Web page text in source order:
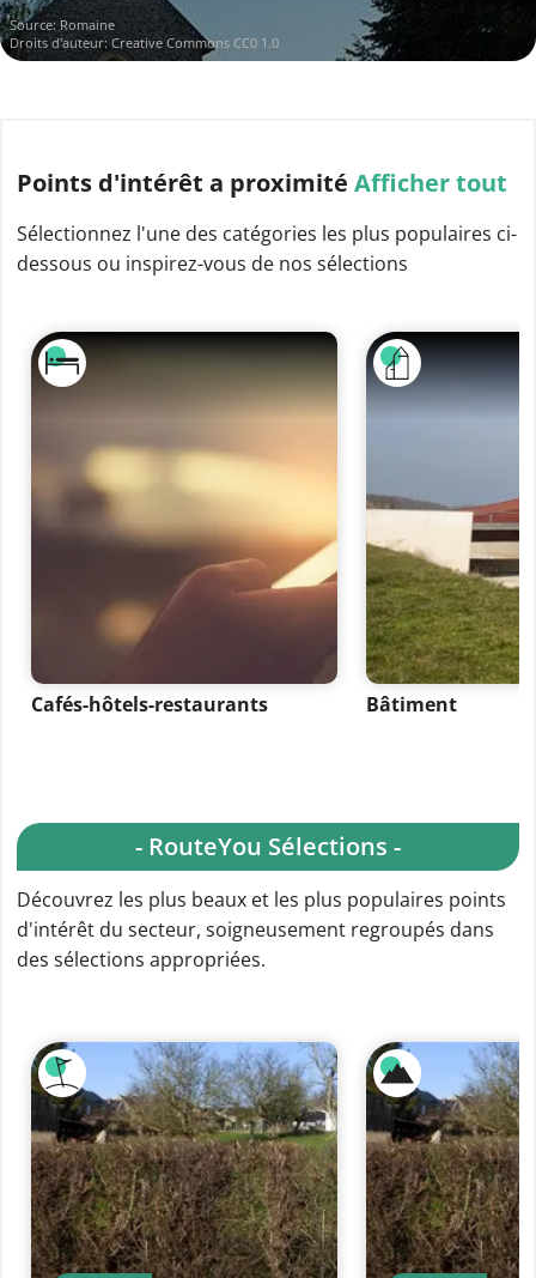
Source: Romaine
Droits d'auteur:Creative Commons CC0 1.0
Points d'intérêt a proximité Afficher tout
Sélectionnez l'une des catégories les plus populaires ci-
dessous ou inspirez-vous de nos sélections
Cafés-hôtels-restaurants Bâtiment
- RouteYou Sélections -
Découvrez les plus beaux et les plus populaires points
d'intérêt du secteur, soigneusement regroupés dans
des sélections appropriées.